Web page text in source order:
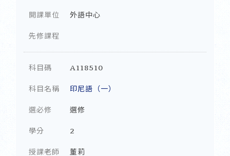
開課單位 外語中心
先修課程
科目碼 A118510
科目名稱 印尼語（一）
選必修 選修
學分 2
授課老師 董莉